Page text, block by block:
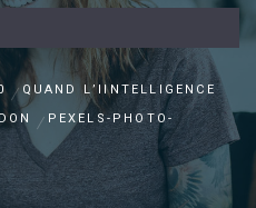
QUAND L’IINTELLIGENCE
PEXELS-PHOTO-